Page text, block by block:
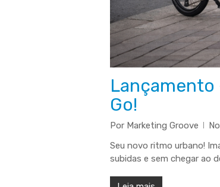
Lançamento
Go!
Por Marketing Groove
Seu novo ritmo urbano!
subidas e sem chegar ao